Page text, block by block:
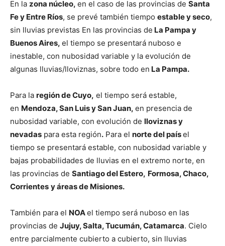
En la zona núcleo, en el caso de las provincias de Santa
Fe y Entre Ríos, se prevé también tiempo estable y seco,
sin lluvias previstas En las provincias de La Pampa y
Buenos Aires, el tiempo se presentará nuboso e
inestable, con nubosidad variable y la evolución de
algunas lluvias/lloviznas, sobre todo en La Pampa.
Para la región de Cuyo, el tiempo será estable,
en Mendoza, San Luis y San Juan, en presencia de
nubosidad variable, con evolución de lloviznas y
nevadas para esta región. Para el norte del paísel
tiempo se presentará estable, con nubosidad variable y
bajas probabilidades de lluvias en el extremo norte, en
las provincias de Santiago del Estero, Formosa, Chaco,
Corrientes y áreas de Misiones.
También para el NOAel tiempo será nuboso en las
provincias de Jujuy, Salta, Tucumán, Catamarca. Cielo
entre parcialmente cubierto a cubierto, sin lluvias